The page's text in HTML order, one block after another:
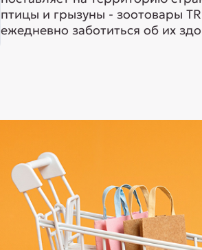
птицы и грызуны - зоотовары
ежедневно заботиться об их